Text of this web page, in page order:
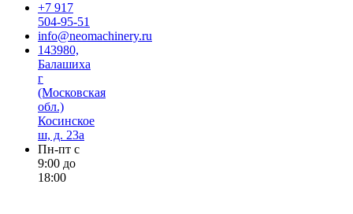
+7 917
504-95-51
info@neomachinery.ru
143980,
Балашиха
г
(Московская
обл.)
Косинское
ш, д. 23а
Пн-пт с
9:00 до
18:00